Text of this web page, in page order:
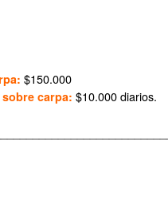
$150.000
carpa: $10.000 diarios.